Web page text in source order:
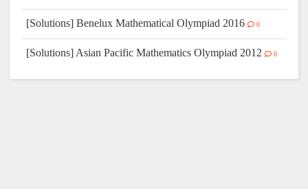
[Solutions] Benelux Mathematical Olympiad 2016 0
[Solutions] Asian Pacific Mathematics Olympiad 2012 0